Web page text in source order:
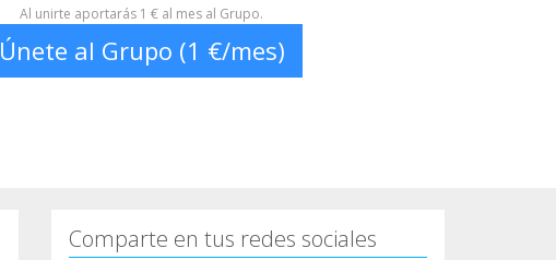
Al unirte aportarás 1 € al mes al Grupo.
Únete al Grupo (1 €/mes)
Comparte en tus redes sociales